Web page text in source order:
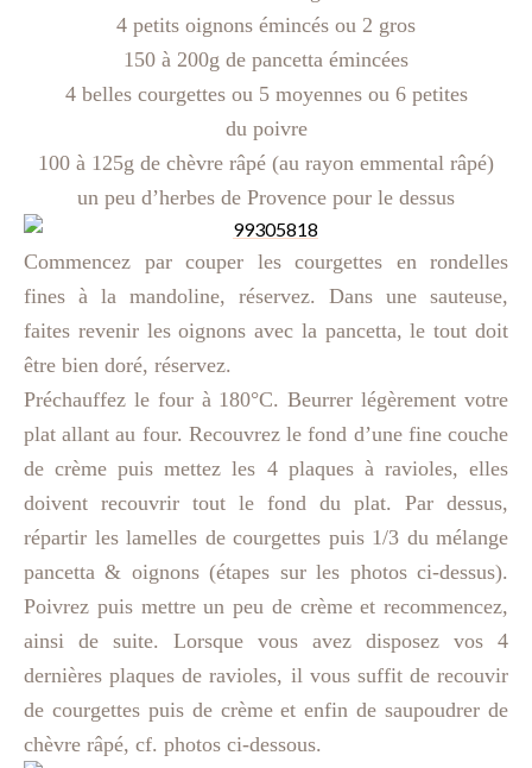
4 petits oignons émincés ou 2 gros
150 à 200g de pancetta émincées
4 belles courgettes ou 5 moyennes ou 6 petites
du poivre
100 à 125g de chèvre râpé (au rayon emmental râpé)
un peu d’herbes de Provence pour le dessus
Commencez par couper les courgettes en rondelles
fines à la mandoline, réservez. Dans une sauteuse,
faites revenir les oignons avec la pancetta, le tout doit
être bien doré, réservez.
Préchauffez le four à 180°C. Beurrer légèrement votre
plat allant au four. Recouvrez le fond d’une fine couche
de crème puis mettez les 4 plaques à ravioles, elles
doivent recouvrir tout le fond du plat. Par dessus,
répartir les lamelles de courgettes puis 1/3 du mélange
pancetta & oignons (étapes sur les photos ci-dessus).
Poivrez puis mettre un peu de crème et recommencez,
ainsi de suite. Lorsque vous avez disposez vos 4
dernières plaques de ravioles, il vous suffit de recouvir
de courgettes puis de crème et enfin de saupoudrer de
chèvre râpé, cf. photos ci-dessous.